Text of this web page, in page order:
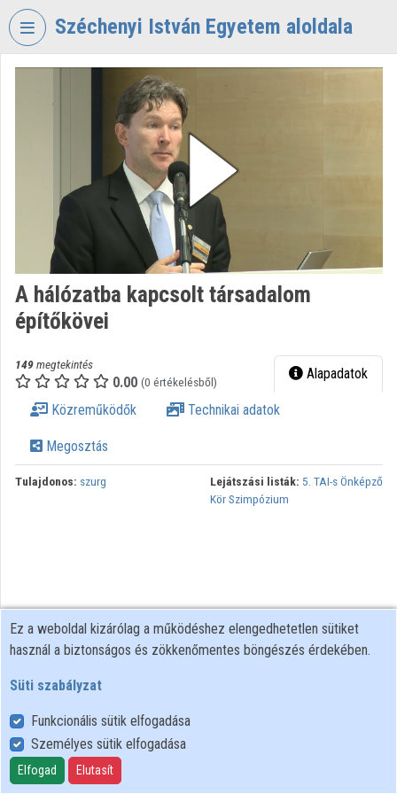
Fejléc kihagyása
Széchenyi István Egyetem aloldala
Intézményi kezdőlap
Bejelentkezés
Kategóriák
Intézményi listák
A hálózatba kapcsolt társadalom
építőkövei
149megtekintés
0.00 (0 értékelésből) Alapadatok
Közreműködők Technikai adatok
Megosztás
Tulajdonos: szurg Lejátszási listák: 5. TAI-s Önképző
Kör Szimpózium
Felhasználói szabályzat
Adatkezelési tájékoztató
Süti szabályzat
Ez a weboldal kizárólag a működéshez elengedhetetlen sütiket
használ a biztonságos és zökkenőmentes böngészés érdekében.
Süti szabályzat
Funkcionális sütik elfogadása
Személyes sütik elfogadása
Elfogad Elutasít